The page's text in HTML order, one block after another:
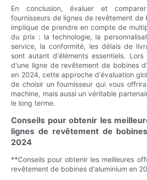
En conclusion, évaluer et
fournisseurs de lignes de revêtement de
implique de prendre en compte de
du prix : la technologie, la
service, la conformité, les délais de
sont autant d'éléments essentiels.
d'une ligne de revêtement de bobines
en 2024, cette approche d'évaluation
de choisir un fournisseur qui vous
machine, mais aussi un véritable
le long terme.
Conseils pour obtenir les
lignes de revêtement de
2024
**Conseils pour obtenir les meilleures
revêtement de bobines d'aluminium en